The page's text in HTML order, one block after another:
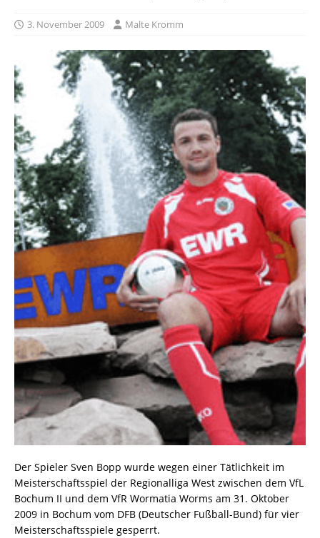
3. November 2009 Malte Kromm
Der Spieler Sven Bopp wurde wegen einer Tätlichkeit im
Meisterschaftsspiel der Regionalliga West zwischen dem VfL
Bochum II und dem VfR Wormatia Worms am 31. Oktober
2009 in Bochum vom DFB (Deutscher Fußball-Bund) für vier
Meisterschaftsspiele gesperrt.